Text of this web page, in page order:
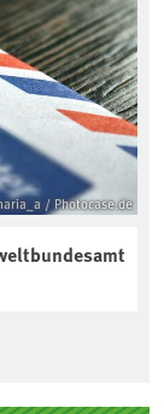
/ Photocase.de